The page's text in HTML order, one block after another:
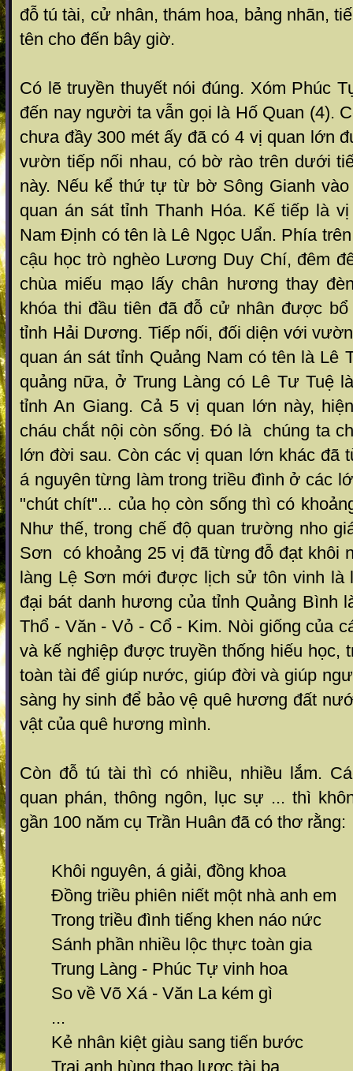
đỗ tú tài, cử nhân, thám hoa, bảng nhãn,
tên cho đến bây giờ.
Có lẽ truyền thuyết nói đúng. Xóm Phúc
đến nay người ta vẫn gọi là Hố Quan (4).
chưa đầy 300 mét ấy đã có 4 vị quan lớn
vườn tiếp nối nhau, có bờ rào trên dưới
này. Nếu kể thứ tự từ bờ Sông Gianh
quan án sát tỉnh Thanh Hóa. Kế tiếp là
Nam Định có tên là Lê Ngọc Uẩn. Phía
cậu học trò nghèo Lương Duy Chí, đêm
chùa miếu mạo lấy chân hương thay
khóa thi đầu tiên đã đỗ cử nhân được
tỉnh Hải Dương. Tiếp nối, đối diện với
quan án sát tỉnh Quảng Nam có tên là Lê
quảng nữa, ở Trung Làng có Lê Tư Tuệ
tỉnh An Giang. Cả 5 vị quan lớn này,
cháu chắt nội còn sống. Đó là chúng ta
lớn đời sau. Còn các vị quan lớn khác đã
á nguyên từng làm trong triều đình ở các
"chút chít"... của họ còn sống thì có
Như thế, trong chế độ quan trường nho
Sơn có khoảng 25 vị đã từng đỗ đạt khôi
làng Lệ Sơn mới được lịch sử tôn vinh là
đại bát danh hương của tỉnh Quảng Bình
Thổ - Văn - Vỏ - Cổ - Kim. Nòi giống của
và kế nghiệp được truyền thống hiếu học,
toàn tài để giúp nước, giúp đời và giúp
sàng hy sinh để bảo vệ quê hương đất
vật của quê hương mình.
Còn đỗ tú tài thì có nhiều, nhiều lắm.
quan phán, thông ngôn, lục sự ... thì
gần 100 năm cụ Trần Huân đã có thơ rằng:
Khôi nguyên, á giải, đồng khoa
Đồng triều phiên niết một nhà anh em
Trong triều đình tiếng khen náo nức
Sánh phần nhiều lộc thực toàn gia
Trung Làng - Phúc Tự vinh hoa
So về Võ Xá - Văn La kém gì
...
Kẻ nhân kiệt giàu sang tiến bước
Trai anh hùng thao lược tài ba